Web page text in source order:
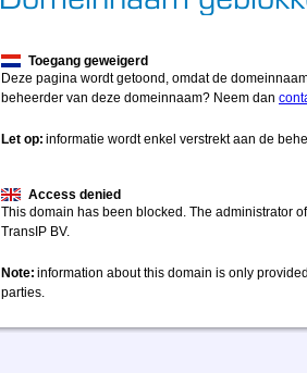
Toegang geweigerd
Deze pagina wordt getoond, omdat de
beheerder van deze domeinnaam? Neem dan
Let op: informatie wordt enkel verstrekt aan de
Access denied
This domain has been blocked. The administrator
TransIP BV.
Note: information about this domain is only
parties.